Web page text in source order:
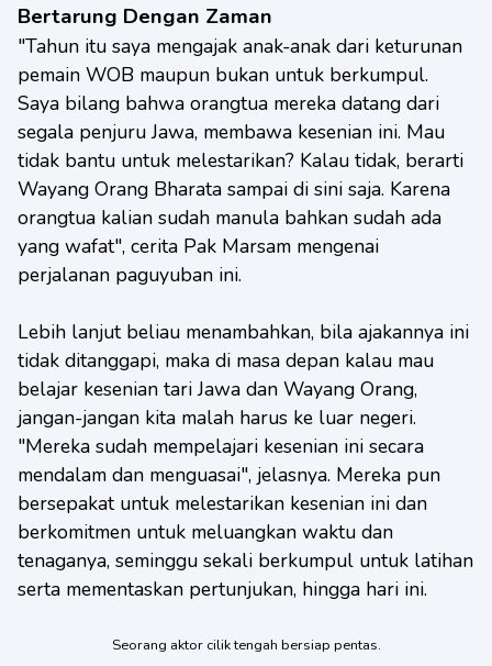
Bertarung Dengan Zaman
"Tahun itu saya mengajak anak-anak dari keturunan
pemain WOB maupun bukan untuk berkumpul.
Saya bilang bahwa orangtua mereka datang dari
segala penjuru Jawa, membawa kesenian ini. Mau
tidak bantu untuk melestarikan? Kalau tidak, berarti
Wayang Orang Bharata sampai di sini saja. Karena
orangtua kalian sudah manula bahkan sudah ada
yang wafat", cerita Pak Marsam mengenai
perjalanan paguyuban ini.
Lebih lanjut beliau menambahkan, bila ajakannya ini
tidak ditanggapi, maka di masa depan kalau mau
belajar kesenian tari Jawa dan Wayang Orang,
jangan-jangan kita malah harus ke luar negeri.
"Mereka sudah mempelajari kesenian ini secara
mendalam dan menguasai", jelasnya. Mereka pun
bersepakat untuk melestarikan kesenian ini dan
berkomitmen untuk meluangkan waktu dan
tenaganya, seminggu sekali berkumpul untuk latihan
serta mementaskan pertunjukan, hingga hari ini.
Seorang aktor cilik tengah bersiap pentas.